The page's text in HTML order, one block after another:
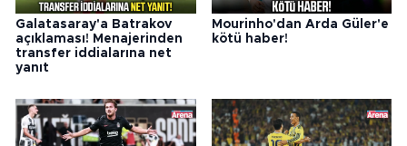
Galatasaray'a Batrakov
açıklaması! Menajerinden
transfer iddialarına net
yanıt
Mourinho'dan Arda Güler'e
kötü haber!